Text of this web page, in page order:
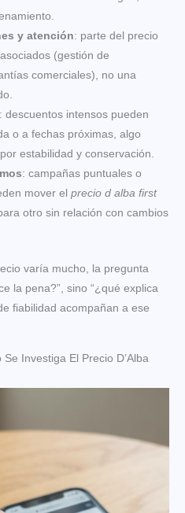
y atención: parte del precio
(gestión de
comerciales), no una
: descuentos intensos pueden
o a fechas próximas, algo
estabilidad y conservación.
: campañas puntuales o
mover el precio d alba first
otro sin relación con cambios
varía mucho, la pregunta
la pena?”, sino “¿qué explica
fiabilidad acompañan a ese
Investiga El Precio D’Alba